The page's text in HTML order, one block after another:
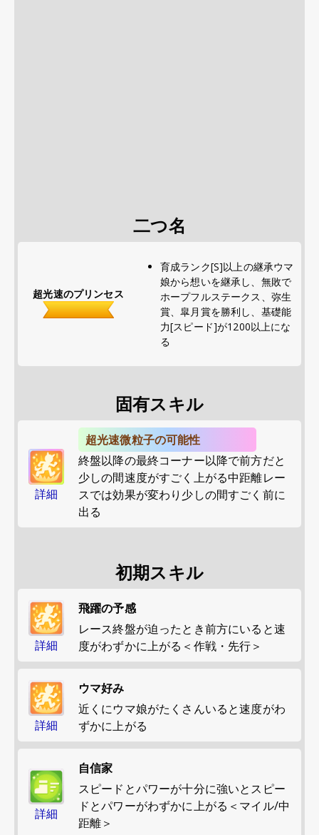
二つ名
超光速のプリンセス
育成ランク[S]以上の継承ウマ
娘から想いを継承し、無敗で
ホープフルステークス、弥生
賞、皐月賞を勝利し、基礎能
力[スピード]が1200以上にな
る
固有スキル
詳細
超光速微粒子の可能性
終盤以降の最終コーナー以降で前方だと
少しの間速度がすごく上がる中距離レー
スでは効果が変わり少しの間すごく前に
出る
初期スキル
詳細
飛躍の予感
レース終盤が迫ったとき前方にいると速
度がわずかに上がる＜作戦・先行＞
詳細
ウマ好み
近くにウマ娘がたくさんいると速度がわ
ずかに上がる
詳細
自信家
スピードとパワーが十分に強いとスピー
ドとパワーがわずかに上がる＜マイル/中
距離＞